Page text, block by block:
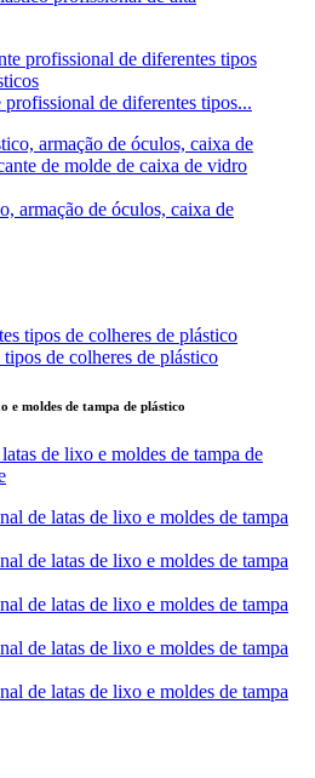
de diferentes tipos...
armação de óculos, caixa de
de colheres de plástico
e moldes de tampa de plástico